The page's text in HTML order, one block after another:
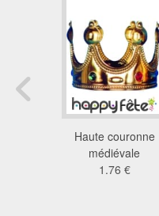
Haute couronne
médiévale
1.76 €